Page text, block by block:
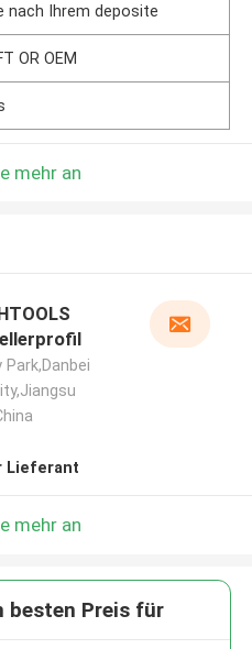
nach Ihrem deposite
OR OEM
mehr an
Lieferant
mehr an
besten Preis für